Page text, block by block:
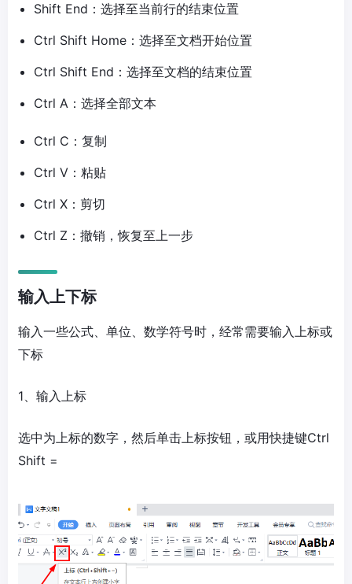
Shift End：选择至当前行的结束位置
Ctrl Shift Home：选择至文档开始位置
Ctrl Shift End：选择至文档的结束位置
Ctrl A：选择全部文本
Ctrl C：复制
Ctrl V：粘贴
Ctrl X：剪切
Ctrl Z：撤销，恢复至上一步
输入上下标
输入一些公式、单位、数学符号时，经常需要输入上标或
下标
1、输入上标
选中为上标的数字，然后单击上标按钮，或用快捷键Ctrl
Shift =